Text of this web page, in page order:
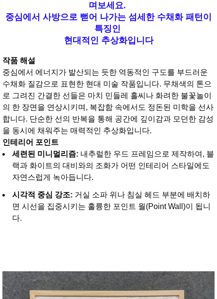
며보세요.
중심에서 사방으로 뻗어 나가는 섬세한 수채화 패턴이
특징인
현대적인 추상화입니다
작품 해설
중심에서 에너지가 발산되는 듯한 역동적인 구도를 부드러운
수채화 질감으로 표현한 현대 미술 작품입니다. 무채색의 톤으
로 그려진 간결한 선들은 마치 민들레 홀씨나 화려한 불꽃놀이
의 한 장면을 연상시키며, 복잡함 속에서도 정돈된 미학을 선사
합니다. 단순한 선의 반복을 통해 공간에 깊이감과 모던한 감성
을 동시에 채워주는 매력적인 추상화입니다.
인테리어 포인트
세련된 미니멀리즘: 내추럴한 우드 프레임으로 제작하여, 블
랙과 화이트의 대비와의 조화가 어떤 인테리어 스타일에도
자연스럽게 녹아듭니다.
시각적 중심 강조: 거실 소파 위나 침실 헤드 부분에 배치하
면 시선을 집중시키는 훌륭한 포인트 월(Point Wall)이 됩니
다.